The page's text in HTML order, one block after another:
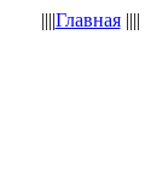
||||Главная||||